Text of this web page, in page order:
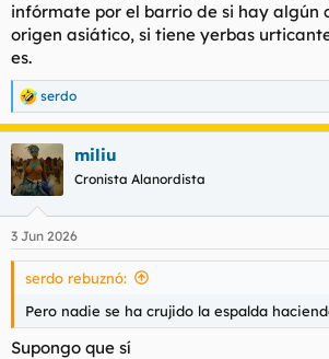
infórmate por el barrio de si hay algún
origen asiático, si tiene yerbas
es.
R
e
a
c
c
i
e
s
serdo
miliu
Cronista Alanordista
3 Jun 2026
serdo rebuznó:
Pero nadie se ha crujido la espalda
Supongo que sí